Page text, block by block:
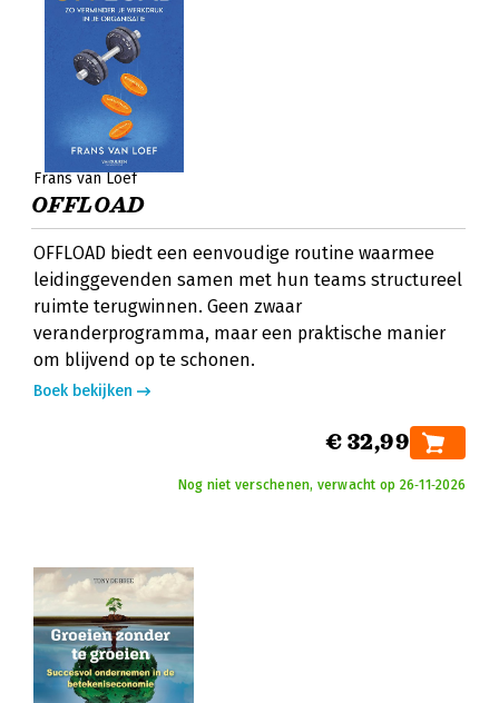
Frans van Loef
OFFLOAD
OFFLOAD biedt een eenvoudige routine waarmee
leidinggevenden samen met hun teams structureel
ruimte terugwinnen. Geen zwaar
veranderprogramma, maar een praktische manier
om blijvend op te schonen.
Boek bekijken
€ 32,99
Nog niet verschenen, verwacht op 26‑11‑2026